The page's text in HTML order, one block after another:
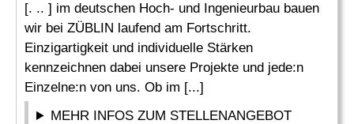
[. .. ] im deutschen Hoch- und Ingenieurbau bauen
wir bei ZÜBLIN laufend am Fortschritt.
Einzigartigkeit und individuelle Stärken
kennzeichnen dabei unsere Projekte und jede:n
Einzelne:n von uns. Ob im [...]
MEHR INFOS ZUM STELLENANGEBOT